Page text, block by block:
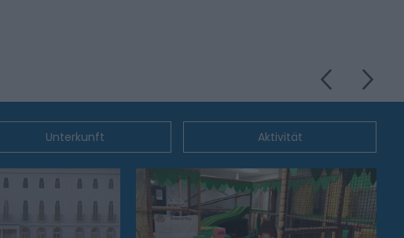
Unterkunft Aktivität